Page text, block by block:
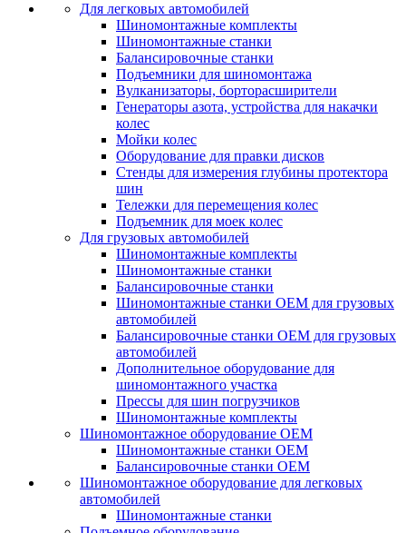
Для легковых автомобилей
Шиномонтажные комплекты
Шиномонтажные станки
Балансировочные станки
Подъемники для шиномонтажа
Вулканизаторы, борторасширители
Генераторы азота, устройства для накачки
колес
Мойки колес
Оборудование для правки дисков
Стенды для измерения глубины протектора
шин
Тележки для перемещения колес
Подъемник для моек колеc
Для грузовых автомобилей
Шиномонтажные комплекты
Шиномонтажные станки
Балансировочные станки
Шиномонтажные станки ОЕМ для грузовых
автомобилей
Балансировочные станки ОЕМ для грузовых
автомобилей
Дополнительное оборудование для
шиномонтажного участка
Прессы для шин погрузчиков
Шиномонтажные комплекты
Шиномонтажное оборудование ОЕМ
Шиномонтажные станки ОЕМ
Балансировочные станки ОЕМ
Шиномонтажное оборудование для легковых
автомобилей
Шиномонтажные станки